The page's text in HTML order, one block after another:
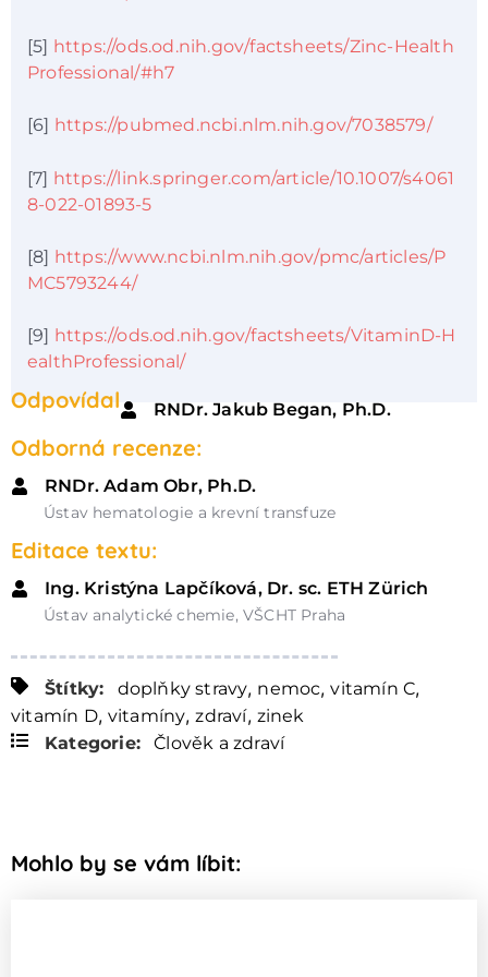
[5] https://ods.od.nih.gov/factsheets/Zinc-Health
Professional/#h7
[6] https://pubmed.ncbi.nlm.nih.gov/7038579/
[7] https://link.springer.com/article/10.1007/s4061
8-022-01893-5
[8] https://www.ncbi.nlm.nih.gov/pmc/articles/P
MC5793244/
[9] https://ods.od.nih.gov/factsheets/VitaminD-H
ealthProfessional/
Odpovídal RNDr. Jakub Began, Ph.D.
Odborná recenze:
RNDr. Adam Obr, Ph.D.
Ústav hematologie a krevní transfuze
Editace textu:
Ing. Kristýna Lapčíková, Dr. sc. ETH Zürich
Ústav analytické chemie, VŠCHT Praha
Štítky: doplňky stravy, nemoc, vitamín C,
vitamín D, vitamíny, zdraví, zinek
Kategorie:
Člověk a zdraví
Mohlo by se vám líbit: